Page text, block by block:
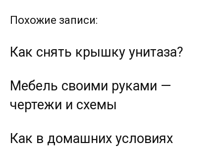
Похожие записи:
Как снять крышку унитаза?
Мебель своими руками —
чертежи и схемы
Как в домашних условиях